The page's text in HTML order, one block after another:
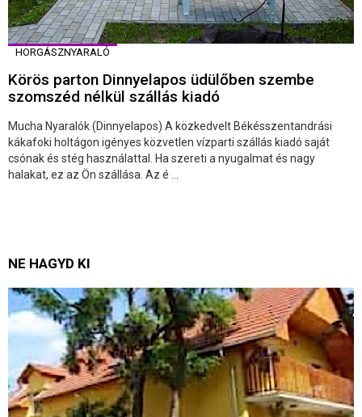
HORGÁSZNYARALÓ
Körös parton Dinnyelapos üdülőben szembe
szomszéd nélkül szállás kiadó
Mucha Nyaralók (Dinnyelapos) A közkedvelt Békésszentandrási
kákafoki holtágon igényes közvetlen vízparti szállás kiadó saját
csónak és stég használattal. Ha szereti a nyugalmat és nagy
halakat, ez az Ön szállása. Az é ...
NE HAGYD KI